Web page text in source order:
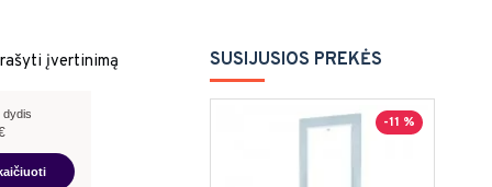
įvertinimą
dydis
SUSIJUSIOS PREKĖS
-11 %